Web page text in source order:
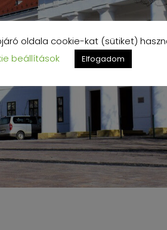
oldala cookie-kat (sütiket)
beállítások
Elfogadom